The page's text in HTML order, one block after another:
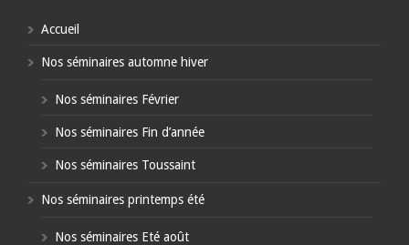
Accueil
Nos séminaires automne hiver
Nos séminaires Février
Nos séminaires Fin d’année
Nos séminaires Toussaint
Nos séminaires printemps été
Nos séminaires Eté août